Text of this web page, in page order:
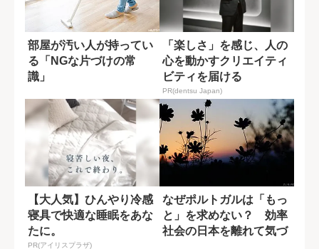
部屋が汚い人が持ってい
る「NGな片づけの常
識」
「楽しさ」を感じ、人の
心を動かすクリエイティ
ビティを届ける
PR(dentsu Japan)
【大人気】ひんやり冷感
寝具で快適な睡眠をあな
たに。
PR(アイリスプラザ)
なぜポルトガルは「もっ
と」を求めない？ 効率
社会の日本を離れて気づ